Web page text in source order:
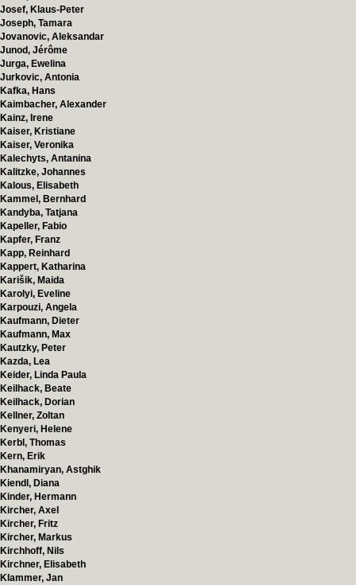
Josef, Klaus-Peter
Joseph, Tamara
Jovanovic, Aleksandar
Junod, Jérôme
Jurga, Ewelina
Jurkovic, Antonia
Kafka, Hans
Kaimbacher, Alexander
Kainz, Irene
Kaiser, Kristiane
Kaiser, Veronika
Kalechyts, Antanina
Kalitzke, Johannes
Kalous, Elisabeth
Kammel, Bernhard
Kandyba, Tatjana
Kapeller, Fabio
Kapfer, Franz
Kapp, Reinhard
Kappert, Katharina
Karišik, Maida
Karolyi, Eveline
Karpouzi, Angela
Kaufmann, Dieter
Kaufmann, Max
Kautzky, Peter
Kazda, Lea
Keider, Linda Paula
Keilhack, Beate
Keilhack, Dorian
Kellner, Zoltan
Kenyeri, Helene
Kerbl, Thomas
Kern, Erik
Khanamiryan, Astghik
Kiendl, Diana
Kinder, Hermann
Kircher, Axel
Kircher, Fritz
Kircher, Markus
Kirchhoff, Nils
Kirchner, Elisabeth
Klammer, Jan